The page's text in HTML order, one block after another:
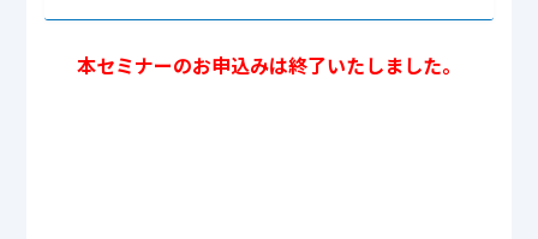
本セミナーのお申込みは終了いたしました。